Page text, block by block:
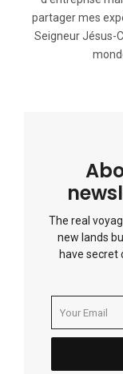
partager mes
Seigneur Jésus-
The real
new lands
have secret